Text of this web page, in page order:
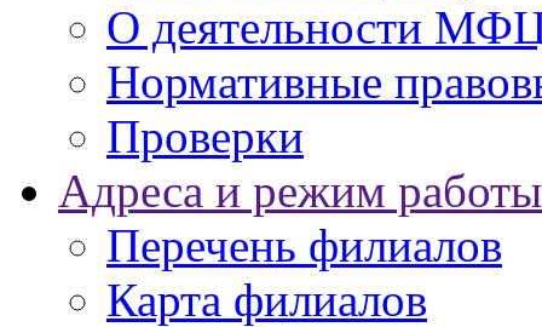
О деятельности
Нормативные
Проверки
Адреса и режим работы
Перечень филиалов
Карта филиалов